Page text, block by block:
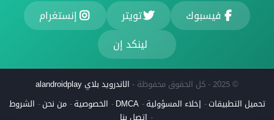
فيسبوك تويتر
إنستغرام
لينكد إن
© 2025 - كل الحقوق محفوظة -
الاندرويد بلاي alandroidplay
تحميل التطبيقات إخلاء المسؤولية DMCA الخصوصية من نحن الشروط